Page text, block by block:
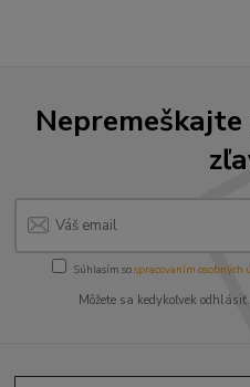
Nepremeškajte
Súhlasím sospracovaním osobných
Môžete sa kedykoľvek